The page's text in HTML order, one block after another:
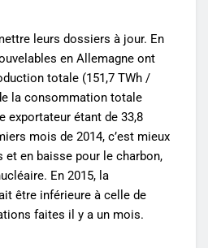
leurs dossiers à jour. En
en Allemagne ont
totale (151,7 TWh /
la consommation totale
exportateur étant de 33,8
mois de 2014, c’est mieux
et en baisse pour le charbon,
En 2015, la
être inférieure à celle de
faites il y a un mois.